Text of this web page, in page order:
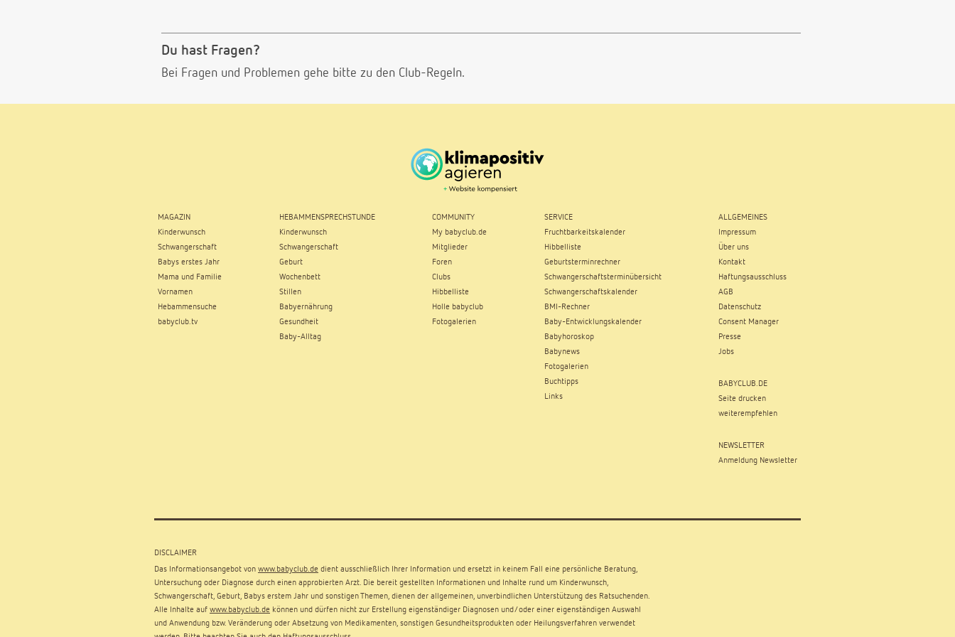
Du hast Fragen?
Bei Fragen und Problemen gehe bitte zu den Club-Regeln.
MAGAZIN
Kinderwunsch
Schwangerschaft
Babys erstes Jahr
Mama und Familie
Vornamen
Hebammensuche
babyclub.tv
HEBAMMENSPRECHSTUNDE
Kinderwunsch
Schwangerschaft
Geburt
Wochenbett
Stillen
Babyernährung
Gesundheit
Baby-Alltag
COMMUNITY
My babyclub.de
Mitglieder
Foren
Clubs
Hibbelliste
Holle babyclub
Fotogalerien
SERVICE
Fruchtbarkeitskalender
Hibbelliste
Geburtsterminrechner
Schwangerschaftsterminübersicht
Schwangerschaftskalender
BMI-Rechner
Baby-Entwicklungskalender
Babyhoroskop
Babynews
Fotogalerien
Buchtipps
Links
ALLGEMEINES
Impressum
Über uns
Kontakt
Haftungsausschluss
AGB
Datenschutz
Consent Manager
Presse
Jobs
BABYCLUB.DE
Seite drucken
weiterempfehlen
NEWSLETTER
Anmeldung Newsletter
DISCLAIMER
Das Informationsangebot von www.babyclub.de dient ausschließlich Ihrer Information und ersetzt in keinem Fall eine persönliche Beratung,
Untersuchung oder Diagnose durch einen approbierten Arzt. Die bereit gestellten Informationen und Inhalte rund um Kinderwunsch,
Schwangerschaft, Geburt, Babys erstem Jahr und sonstigen Themen, dienen der allgemeinen, unverbindlichen Unterstützung des Ratsuchenden.
Alle Inhalte auf www.babyclub.de können und dürfen nicht zur Erstellung eigenständiger Diagnosen und/oder einer eigenständigen Auswahl
und Anwendung bzw. Veränderung oder Absetzung von Medikamenten, sonstigen Gesundheitsprodukten oder Heilungsverfahren verwendet